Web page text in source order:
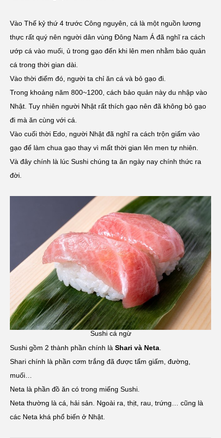
Vào Thế kỷ thứ 4 trước Công nguyên, cá là một nguồn lương
thực rất quý nên người dân vùng Đông Nam Á đã nghĩ ra cách
ướp cá vào muối, ủ trong gạo đến khi lên men nhằm bảo quản
cá trong thời gian dài.
Vào thời điểm đó, người ta chỉ ăn cá và bỏ gạo đi.
Trong khoảng năm 800~1200, cách bảo quản này du nhập vào
Nhật. Tuy nhiên người Nhật rất thích gạo nên đã không bỏ gạo
đi mà ăn cùng với cá.
Vào cuối thời Edo, người Nhật đã nghĩ ra cách trộn giấm vào
gạo để làm chua gạo thay vì mất thời gian lên men tự nhiên.
Và đây chính là lúc Sushi chúng ta ăn ngày nay chính thức ra
đời.
Sushi cá ngừ
Sushi gồm 2 thành phần chính là Shari và Neta
Shari chính là phần cơm trắng đã được tẩm giấm, đường,
muối…
Neta là phần đồ ăn có trong miếng Sushi.
Neta thường là cá, hải sản. Ngoài ra, thịt, rau, trứng… cũng là
các Neta khá phổ biến ở Nhật.